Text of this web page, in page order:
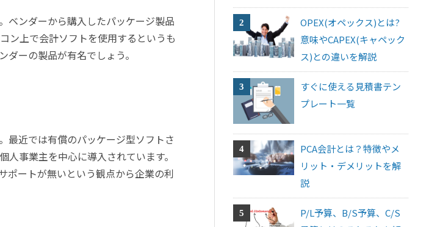
ベンダーから購入したパッケージ製品
ン上で会計ソフトを使用するというも
ーの製品が有名でしょう。
最近では有償のパッケージ型ソフトさ
事業主を中心に導入されています。
ポートが無いという観点から企業の利
OPEX(オペックス)とは?
意味やCAPEX(キャペック
ス)との違いを解説
すぐに使える見積書テン
プレート一覧
PCA会計とは？特徴やメ
リット・デメリットを解
説
P/L予算、B/S予算、C/S